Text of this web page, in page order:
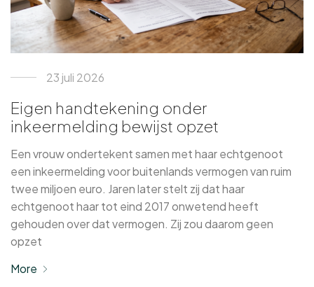
23 juli 2026
Eigen handtekening onder
inkeermelding bewijst opzet
Een vrouw ondertekent samen met haar echtgenoot
een inkeermelding voor buitenlands vermogen van ruim
twee miljoen euro. Jaren later stelt zij dat haar
echtgenoot haar tot eind 2017 onwetend heeft
gehouden over dat vermogen. Zij zou daarom geen
opzet
More